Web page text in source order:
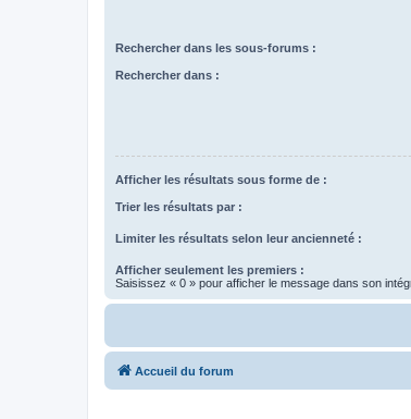
Rechercher dans les sous-forums :
Rechercher dans :
Afficher les résultats sous forme de :
Trier les résultats par :
Limiter les résultats selon leur ancienneté :
Afficher seulement les premiers :
Saisissez « 0 » pour afficher le message dans son
Accueil du forum